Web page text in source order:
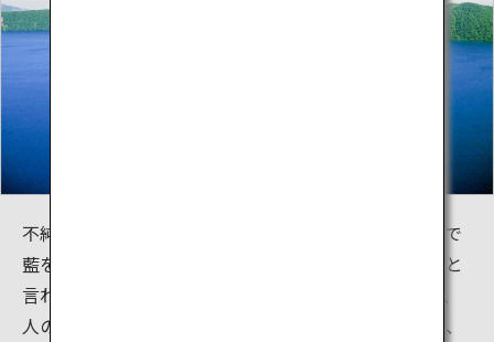
不純物をほとんど含まない聖なる水が作り出す、まるで
藍を流したかのような独特の深い青は「摩周ブルー」と
言われています。摩周湖の水はただ美しいだけでなく、
人の心にたとえるならば、まさに「純真な水」。また、